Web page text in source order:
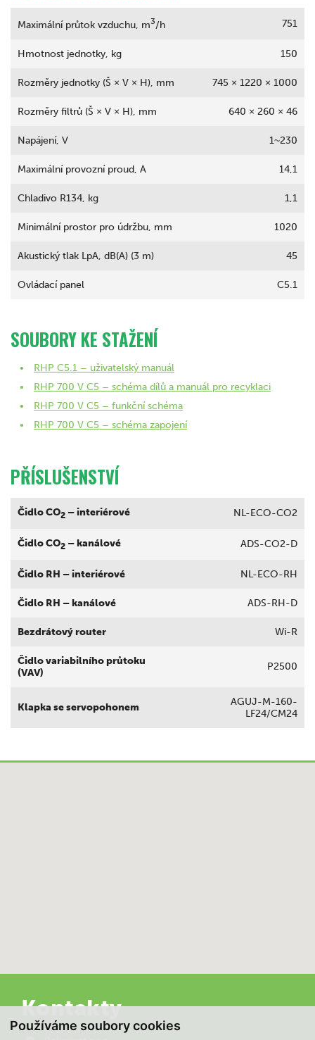
Používáme soubory cookies
Maximální průtok vzduchu, m3/h 751
Hmotnost jednotky, kg 150
Rozměry jednotky (Š × V × H), mm 745 × 1220 × 1000
Rozměry filtrů (Š × V × H), mm 640 × 260 × 46
Napájení, V 1~230
Maximální provozní proud, A 14,1
Chladivo R134, kg 1,1
Minimální prostor pro údržbu, mm 1020
Akustický tlak LpA, dB(A) (3 m) 45
Ovládací panel C5.1
SOUBORY KE STAŽENÍ
RHP C5.1 – uživatelský manuál
RHP 700 V C5 – schéma dílů a manuál pro recyklaci
RHP 700 V C5 – funkční schéma
RHP 700 V C5 – schéma zapojení
PŘÍSLUŠENSTVÍ
Čidlo CO2 – interiérové NL-ECO-CO2
Čidlo CO2 – kanálové ADS-CO2-D
Čidlo RH – interiérové NL-ECO-RH
Čidlo RH – kanálové ADS-RH-D
Bezdrátový router Wi-R
Čidlo variabilního průtoku
(VAV)
P2500
Klapka se servopohonem
AGUJ-M-160-
LF24/CM24
Kontakty